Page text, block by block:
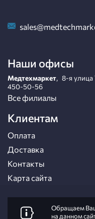
Наши офисы
Медтехмаркет, 8-я улица
450-50-56
Все филиалы
Клиентам
Оплата
Доставка
Контакты
Карта сайта
Обращаем
на данном